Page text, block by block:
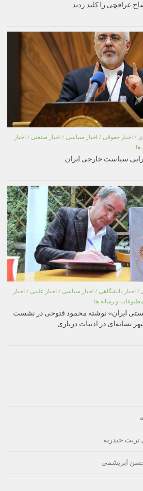
عراقچی را کلید زدند
/ اخبار حقوقی / اخبار سیاسی / اخبار صنعتی / اخبار
سیاست خارجی ایران
/ اخبار دانشگاهی / اخبار سیاسی / اخبار علمی / اخبار
مطبوعات و رسانه ها
ایران» نوشته محمود فتوحی در نشست
نشانه‌ای در ادبیات درباری
تربت حیدریه
ابریشمی